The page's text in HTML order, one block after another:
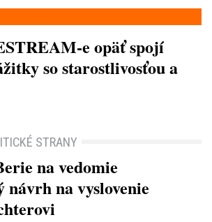
e opäť spojí
so starostlivosťou a
STRANY
na vedomie
na vyslovenie